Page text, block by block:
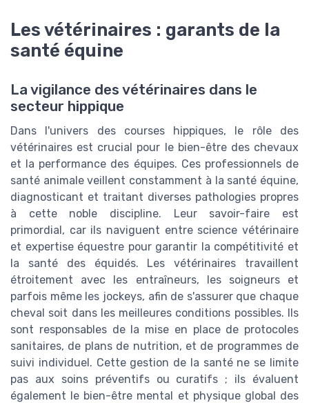
Les vétérinaires : garants de la
santé équine
La vigilance des vétérinaires dans le
secteur hippique
Dans l'univers des courses hippiques, le rôle des
vétérinaires est crucial pour le bien-être des chevaux
et la performance des équipes. Ces professionnels de
santé animale veillent constamment à la santé équine,
diagnosticant et traitant diverses pathologies propres
à cette noble discipline. Leur savoir-faire est
primordial, car ils naviguent entre science vétérinaire
et expertise équestre pour garantir la compétitivité et
la santé des équidés. Les vétérinaires travaillent
étroitement avec les entraîneurs, les soigneurs et
parfois même les jockeys, afin de s'assurer que chaque
cheval soit dans les meilleures conditions possibles. Ils
sont responsables de la mise en place de protocoles
sanitaires, de plans de nutrition, et de programmes de
suivi individuel. Cette gestion de la santé ne se limite
pas aux soins préventifs ou curatifs ; ils évaluent
également le bien-être mental et physique global des